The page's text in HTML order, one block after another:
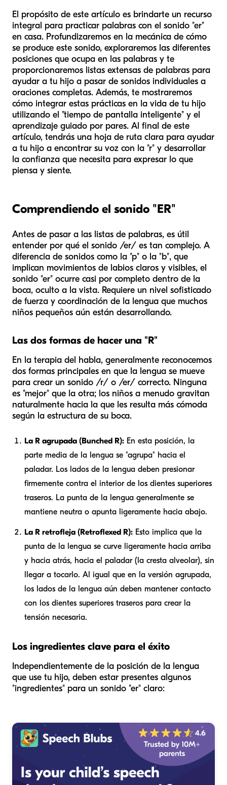
El propósito de este artículo es brindarte un recurso
integral para practicar palabras con el sonido "er"
en casa. Profundizaremos en la mecánica de cómo
se produce este sonido, exploraremos las diferentes
posiciones que ocupa en las palabras y te
proporcionaremos listas extensas de palabras para
ayudar a tu hijo a pasar de sonidos individuales a
oraciones completas. Además, te mostraremos
cómo integrar estas prácticas en la vida de tu hijo
utilizando el "tiempo de pantalla inteligente" y el
aprendizaje guiado por pares. Al final de este
artículo, tendrás una hoja de ruta clara para ayudar
a tu hijo a encontrar su voz con la "r" y desarrollar
la confianza que necesita para expresar lo que
piensa y siente.
Comprendiendo el sonido "ER"
Antes de pasar a las listas de palabras, es útil
entender por qué el sonido /er/ es tan complejo. A
diferencia de sonidos como la "p" o la "b", que
implican movimientos de labios claros y visibles, el
sonido "er" ocurre casi por completo dentro de la
boca, oculto a la vista. Requiere un nivel sofisticado
de fuerza y coordinación de la lengua que muchos
niños pequeños aún están desarrollando.
Las dos formas de hacer una "R"
En la terapia del habla, generalmente reconocemos
dos formas principales en que la lengua se mueve
para crear un sonido /r/ o /er/ correcto. Ninguna
es "mejor" que la otra; los niños a menudo gravitan
naturalmente hacia la que les resulta más cómoda
según la estructura de su boca.
La R agrupada (Bunched R): En esta posición, la
parte media de la lengua se "agrupa" hacia el
paladar. Los lados de la lengua deben presionar
firmemente contra el interior de los dientes superiores
traseros. La punta de la lengua generalmente se
mantiene neutra o apunta ligeramente hacia abajo.
La R retrofleja (Retroflexed R): Esto implica que la
punta de la lengua se curve ligeramente hacia arriba
y hacia atrás, hacia el paladar (la cresta alveolar), sin
llegar a tocarlo. Al igual que en la versión agrupada,
los lados de la lengua aún deben mantener contacto
con los dientes superiores traseros para crear la
tensión necesaria.
Los ingredientes clave para el éxito
Independientemente de la posición de la lengua
que use tu hijo, deben estar presentes algunos
"ingredientes" para un sonido "er" claro: